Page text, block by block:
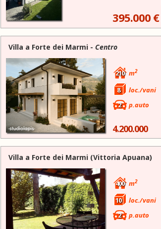
395.000 €
Villa a Forte dei Marmi - Centro
210 m2
8
loc./vani
2
p.auto
4.200.000
Villa a Forte dei Marmi (Vittoria Apuana)
400 m2
10
loc./vani
2
p.auto